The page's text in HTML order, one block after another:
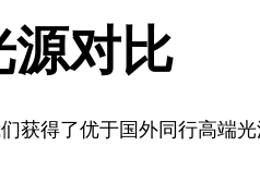
源对比
获得了优于国外同行高端光